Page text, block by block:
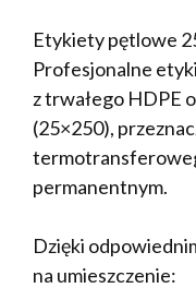
Etykiety pętlowe
Profesjonalne
z trwałego HDPE
(25×250),
permanentnym.
Dzięki
na umieszczenie: